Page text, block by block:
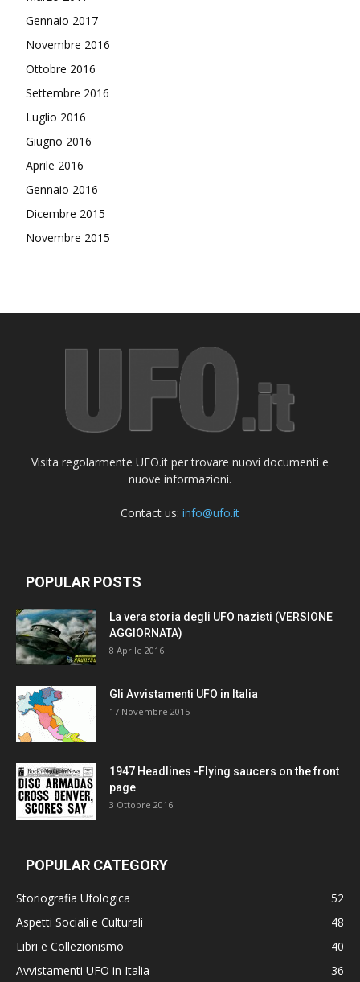
Gennaio 2017
Novembre 2016
Ottobre 2016
Settembre 2016
Luglio 2016
Giugno 2016
Aprile 2016
Gennaio 2016
Dicembre 2015
Novembre 2015
Visita regolarmente UFO.it per trovare nuovi documenti e
nuove informazioni.
Contact us: info@ufo.it
POPULAR POSTS
La vera storia degli UFO nazisti (VERSIONE
AGGIORNATA)
8 Aprile 2016
Gli Avvistamenti UFO in Italia
17 Novembre 2015
1947 Headlines -Flying saucers on the front
page
3 Ottobre 2016
POPULAR CATEGORY
Storiografia Ufologica
52
Aspetti Sociali e Culturali
48
Libri e Collezionismo
40
Avvistamenti UFO in Italia
36